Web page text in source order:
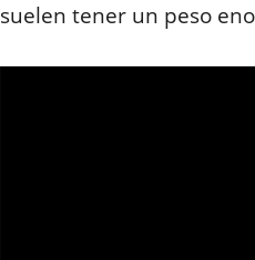
suelen tener un peso